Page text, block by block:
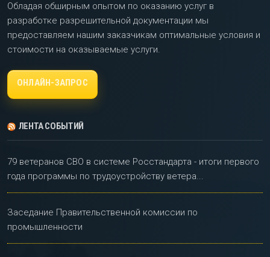
Обладая обширным опытом по оказанию услуг в
разработке разрешительной документации мы
предоставляем нашим заказчикам оптимальные условия и
стоимости на оказываемые услуги.
ОНЛАЙН-ЗАПРОС
ЛЕНТА СОБЫТИЙ
79 ветеранов СВО в системе Росстандарта - итоги первого
года программы по трудоустройству ветера...
Заседание Правительственной комиссии по
промышленности